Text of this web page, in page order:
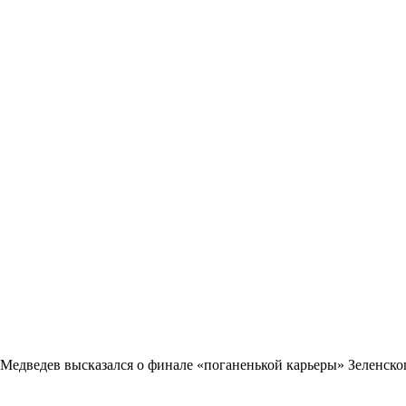
Медведев высказался о финале «поганенькой карьеры»